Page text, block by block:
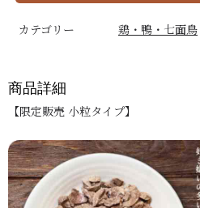
カテゴリー 鶏・鴨・七面鳥
商品詳細
【限定販売 小粒タイプ】